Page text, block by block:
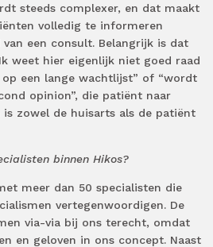
steeds complexer, en dat maakt
volledig te informeren
een consult. Belangrijk is dat
weet hier eigenlijk niet goed raad
op een lange wachtlijst” of “wordt
opinion”, die patiënt naar
is zowel de huisarts als de patiënt
binnen Hikos?
meer dan 50 specialisten die
vertegenwoordigen. De
via-via bij ons terecht, omdat
en geloven in ons concept. Naast